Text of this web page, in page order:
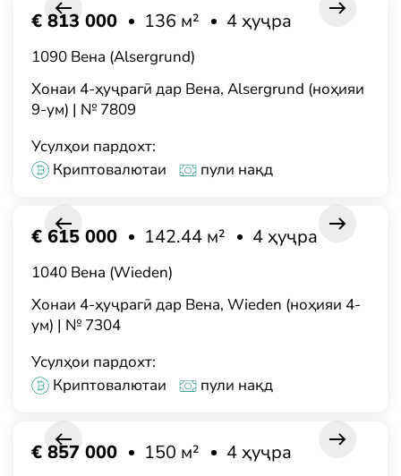
Хонаи 4-ҳуҷрагӣ дар Вена, Alsergrund (ноҳияи
9-ум) | № 7809
€ 813 000 136 м² 4 ҳуҷра
1090 Вена (Alsergrund)
Усулҳои пардохт:
Криптовалютаи
пули нақд
Хонаи 4-ҳуҷрагӣ дар Вена, Wieden (ноҳияи 4-
ум) | № 7304
€ 615 000 142.44 м² 4 ҳуҷра
1040 Вена (Wieden)
Усулҳои пардохт:
Криптовалютаи
пули нақд
€ 857 000 150 м² 4 ҳуҷра